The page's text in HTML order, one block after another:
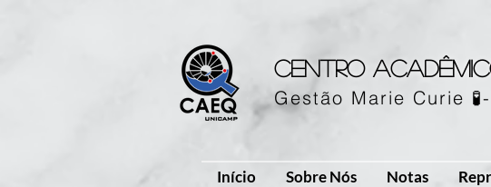
Centro
Gestão Marie Curie
Início Sobre Nós Notas